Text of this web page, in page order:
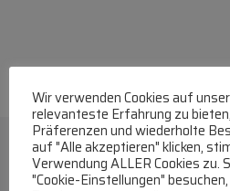
Wir verwenden Cookies auf
relevanteste Erfahrung zu
Präferenzen und wiederholte
auf "Alle akzeptieren" klicken,
Verwendung ALLER Cookies zu.
"Cookie-Einstellungen"